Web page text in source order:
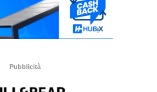
Pubblicità